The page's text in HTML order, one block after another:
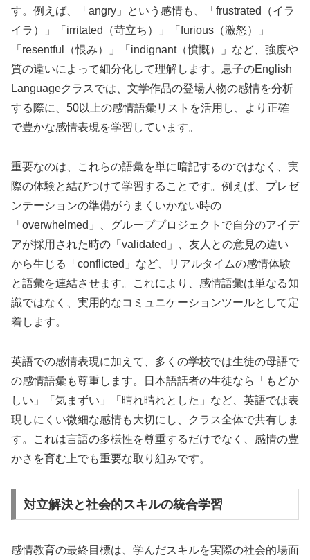
す。例えば、「angry」という感情も、「frustrated（イラ
イラ）」「irritated（苛立ち）」「furious（激怒）」
「resentful（恨み）」「indignant（憤慨）」など、強度や
質の違いによって細分化して理解します。息子のEnglish
Languageクラスでは、文学作品の登場人物の感情を分析
する際に、50以上の感情語彙リストを活用し、より正確
で豊かな感情表現を学習しています。
重要なのは、これらの語彙を単に暗記するのではなく、実
際の体験と結びつけて学習することです。例えば、プレゼ
ンテーションの準備がうまくいかない時の
「overwhelmed」、グループプロジェクトで自分のアイデ
アが採用された時の「validated」、友人との意見の違い
から生じる「conflicted」など、リアルタイムの感情体験
と語彙を連結させます。これにより、感情語彙は単なる知
識ではなく、実用的なコミュニケーションツールとして定
着します。
英語での感情表現に加えて、多くの学校では生徒の母語で
の感情語彙も尊重します。日本語話者の生徒なら「もどか
しい」「気まずい」「晴れ晴れとした」など、英語では表
現しにくい微細な感情も大切にし、クラス全体で共有しま
す。これは言語の多様性を尊重するだけでなく、感情の豊
かさを育む上でも重要な取り組みです。
対立解決と社会的スキルの統合学習
感情教育の最終目標は、学んだスキルを実際の社会的場面